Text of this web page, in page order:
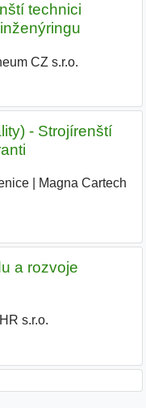
technici
CZ s.r.o.
- Strojírenští
|
Magna Cartech
a rozvoje
s.r.o.